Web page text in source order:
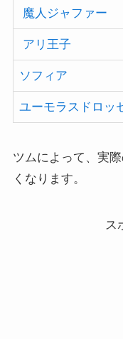
魔人ジャファー
ア リ王子
ソフィア
ユーモラスドロッ
ツムによって、実
くなります。
ス